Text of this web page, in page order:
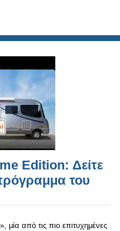
Edition: Δείτε
του
από τις πιο επιτυχημένες